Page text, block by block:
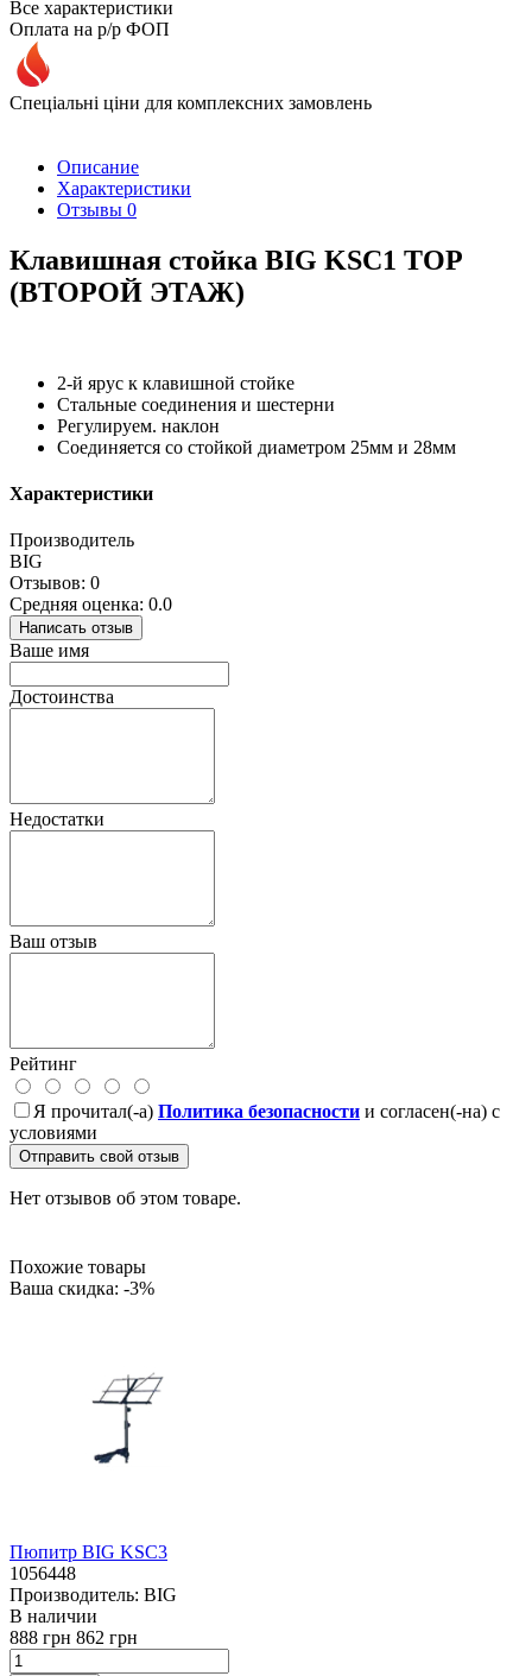
Все характеристики
Оплата на р/р ФОП
Спеціальні ціни для комплексних замовлень
Описание
Характеристики
Отзывы 0
Клавишная стойка BIG KSC1 TOP
(ВТОРОЙ ЭТАЖ)
2-й ярус к клавишной стойке
Стальные соединения и шестерни
Регулируем. наклон
Соединяется со стойкой диаметром 25мм и 28мм
Характеристики
Производитель
BIG
Отзывов: 0
Средняя оценка: 0.0
Написать отзыв
Ваше имя
Достоинства
Недостатки
Ваш отзыв
Рейтинг
Я прочитал(-а) Политика безопасности и согласен(-на) с
условиями
Отправить свой отзыв
Нет отзывов об этом товаре.
Похожие товары
Ваша скидка: -3%
Пюпитр BIG KSC3
1056448
Производитель: BIG
В наличии
888 грн 862 грн